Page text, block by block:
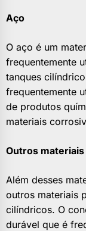
Aço
O aço é um
frequentemente
tanques
frequentemente
de produtos
materiais
Outros materiais
Além desses
outros materiais
cilíndricos. O
durável que é